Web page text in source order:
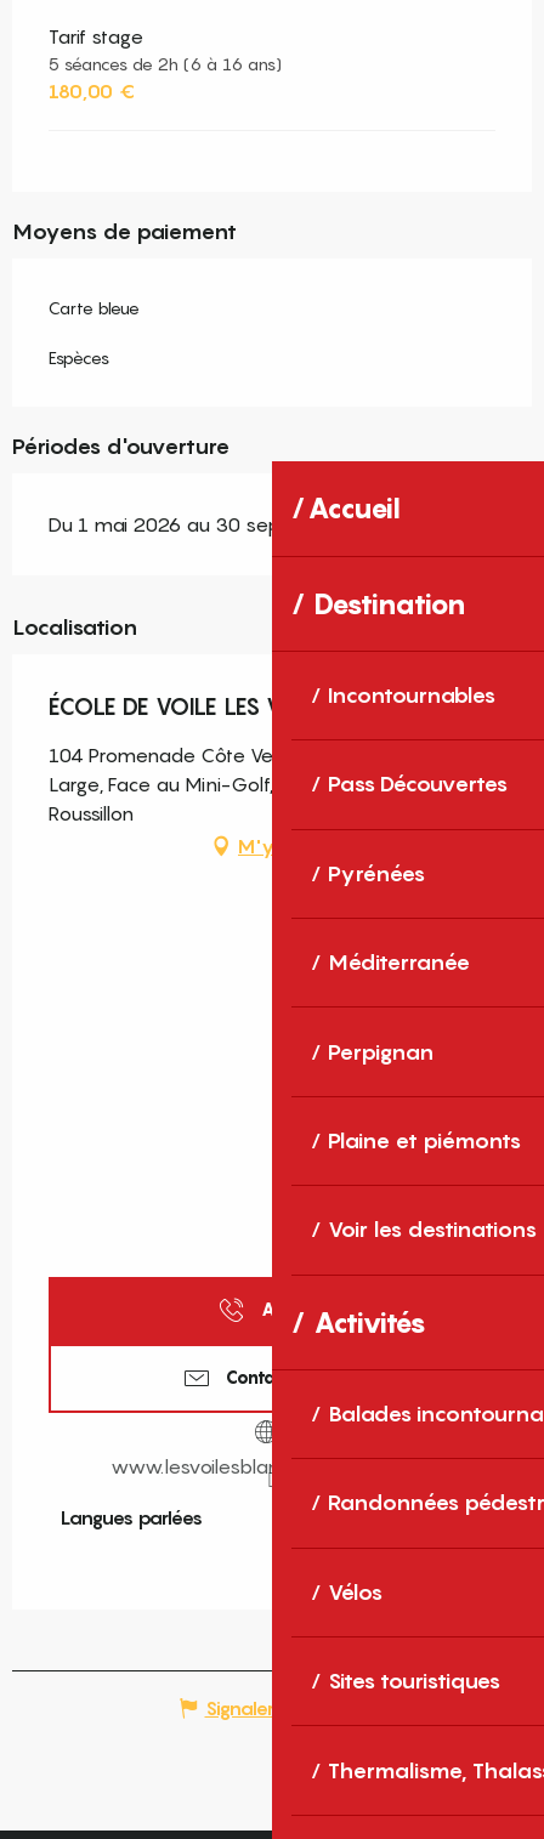
Accueil
Destination
Incontournables
Pass Découvertes
Pyrénées
Méditerranée
Perpignan
Plaine et piémonts
Voir les destinations
Activités
Balades
Randonnées
Vélos
Sites touristiques
Thermalisme,
Tarif stage
5 séances de 2h (6 à 16 ans)
180,00 €
Moyens de paiement
Carte bleue
Espèces
Périodes d'ouverture
Du 1 mai 2026 au 30 septembre 2026
Localisation
ÉCOLE DE VOILE LES VOILES BLANCHES
104 Promenade Côte Vermeille Plage du Grand
Large, Face au Mini-Golf, 66140 Canet-en-
Roussillon
M'y rendre
Appeler
Contactez-nous
www.lesvoilesblanches-canet-66.fr
Langues parlées
Langues parlées
Signaler une erreur